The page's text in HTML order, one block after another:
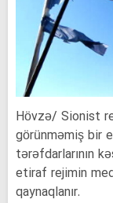
Hövzə/ Sionist
görünməmiş bir
tərəfdarlarının
etiraf rejimin
qaynaqlanır.